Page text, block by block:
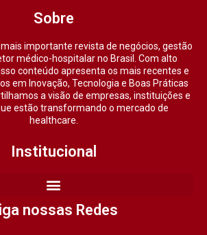
Sobre
importante revista de negócios, gestão
médico-hospitalar no Brasil. Com alto
conteúdo apresenta os mais recentes e
em Inovação, Tecnologia e Boas Práticas
a visão de empresas, instituições e
estão transformando o mercado de
healthcare.
Institucional
nossas Redes